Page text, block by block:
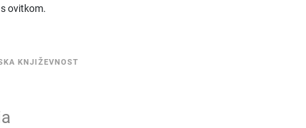
ovitkom.
KNJIŽEVNOST